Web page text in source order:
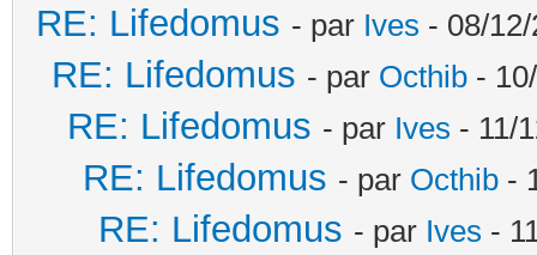
RE: Lifedomus - par Ives - 08/
RE: Lifedomus - par Octhib -
RE: Lifedomus - par Ives - 11/
RE: Lifedomus - par Octhib -
RE: Lifedomus - par Ives -